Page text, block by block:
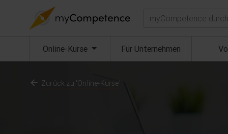
Suchen
Online-Kurse (aktuell) Für Unternehmen
Zurück zu 'Online-Kurse'